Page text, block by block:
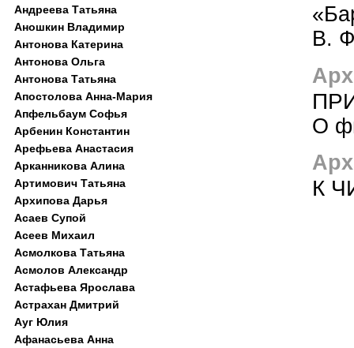
В.
О
К
Андреева Татьяна
Аношкин Владимир
Антонова Катерина
Антонова Ольга
Антонова Татьяна
Апостолова Анна-Мария
Апфельбаум Софья
Арбенин Константин
Арефьева Анастасия
Арканникова Алина
Артимович Татьяна
Архипова Дарья
Асаев Супой
Асеев Михаил
Асмолкова Татьяна
Асмолов Александр
Астафьева Ярослава
Астрахан Дмитрий
Ауг Юлия
Афанасьева Анна